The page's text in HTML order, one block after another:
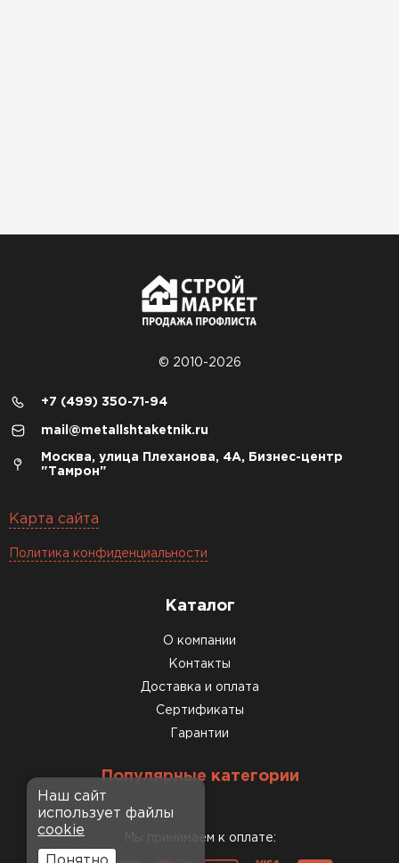
© 2010-2026
+7 (499) 350-71-94
mail@metallshtaketnik.ru
Москва, улица Плеханова, 4А, Бизнес-центр
"Тамрон"
Карта сайта
Политика конфиденциальности
Каталог
О компании
Контакты
Доставка и оплата
Сертификаты
Гарантии
Популярные категории
Мы принимаем к оплате:
Наш сайт
использует файлы
cookie